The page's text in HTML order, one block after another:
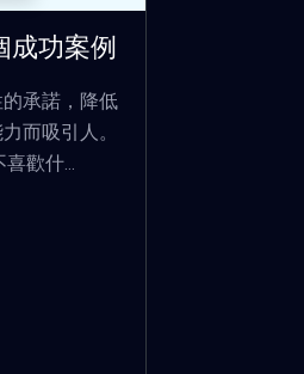
成功案例
承諾，降低
而吸引人。
歡什...